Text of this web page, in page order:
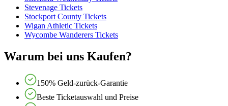
Stevenage Tickets
Stockport County Tickets
Wigan Athletic Tickets
Wycombe Wanderers Tickets
Warum bei uns Kaufen?
150% Geld-zurück-Garantie
Beste Ticketauswahl und Preise